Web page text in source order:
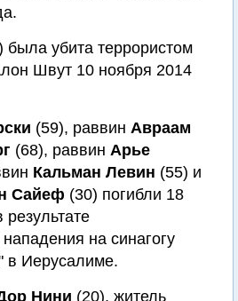
была убита террористом
Швут 10 ноября 2014
(59), раввин Авраам
(68), раввин Арье
Кальман Левин (55) и
Сайеф (30) погибли 18
на синагогу
в Иерусалиме.
Нини (20), житель